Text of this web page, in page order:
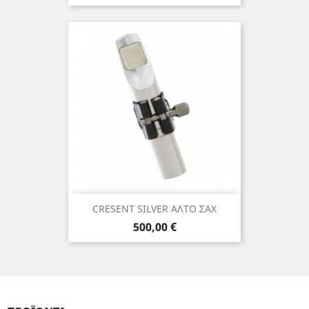
CRESENT SILVER ΑΛΤΟ ΣΑΧ
Τιμή
500,00 €